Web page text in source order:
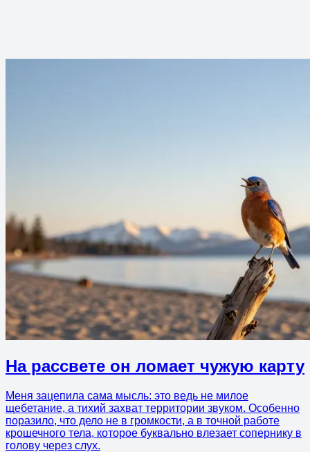
На рассвете он ломает чужую карту
Меня зацепила сама мысль: это ведь не милое
щебетание, а тихий захват территории звуком. Особенно
поразило, что дело не в громкости, а в точной работе
крошечного тела, которое буквально влезает сопернику в
голову через слух.